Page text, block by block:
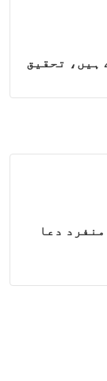
ہیں، تحقیق
دعا